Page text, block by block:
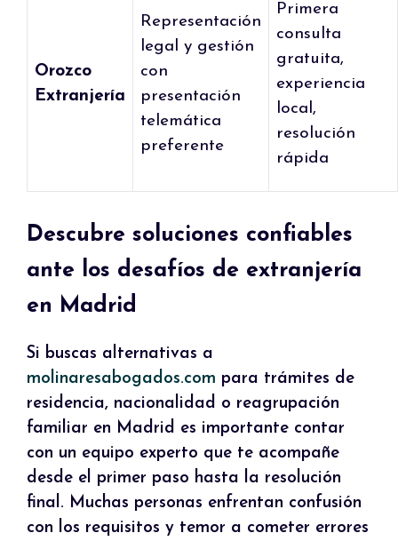
Orozco
Extranjería
Representación
legal y gestión
con
presentación
telemática
preferente
Primera
consulta
gratuita,
experiencia
local,
resolución
rápida
Descubre soluciones confiables
ante los desafíos de extranjería
en Madrid
Si buscas alternativas a
molinaresabogados.com para trámites de
residencia, nacionalidad o reagrupación
familiar en Madrid es importante contar
con un equipo experto que te acompañe
desde el primer paso hasta la resolución
final. Muchas personas enfrentan confusión
con los requisitos y temor a cometer errores